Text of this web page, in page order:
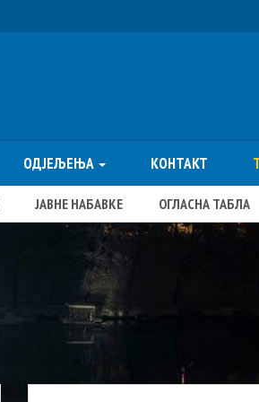
ОДЈЕЉЕЊА КОНТАКТ
ЈАВНЕ НАБАВКЕ ОГЛАСНА ТАБЛА